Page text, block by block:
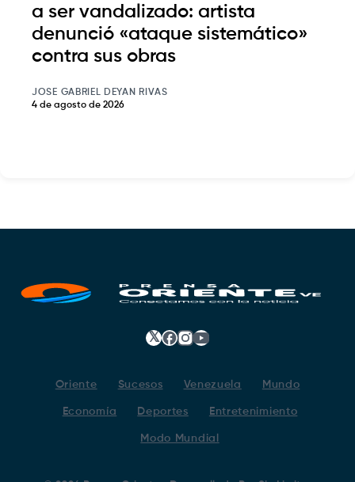
a ser vandalizado: artista
denunció «ataque sistemático»
contra sus obras
JOSE GABRIEL DEYAN RIVAS
4 de agosto de 2026
𝕏 Facebook
Instagram
YouTube
Oriente Sucesos Venezuela Mundo
Economía Deportes Entretenimiento
Modo Mundial